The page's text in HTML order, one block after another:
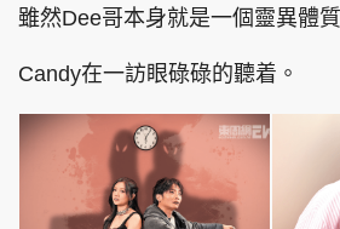
雖然Dee哥本身就是一個靈異體
Candy在一訪眼碌碌的聽着。